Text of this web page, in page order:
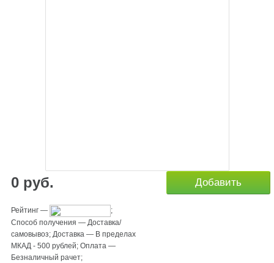
0 руб.
Рейтинг —
;
Способ получения — Доставка/
самовывоз; Доставка — В пределах
МКАД - 500 рублей; Оплата —
Безналичный рачет;
Добавить